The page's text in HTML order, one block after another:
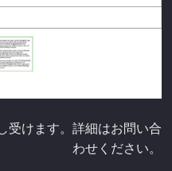
受けます。詳細はお問い合
わせください。